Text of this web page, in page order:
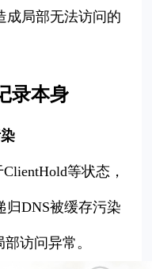
成局部无法访问的
录本身
等状态，
归DNS被缓存污染
访问异常。